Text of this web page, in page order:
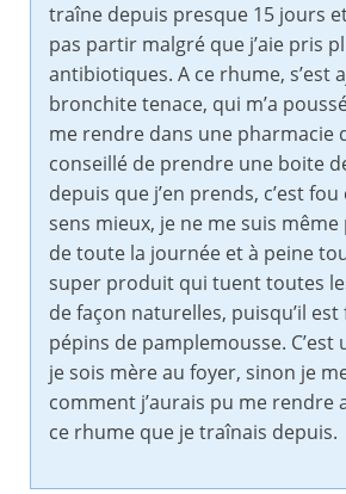
traîne depuis presque 15 jours
pas partir malgré que j’aie pris
antibiotiques. A ce rhume, s’est
bronchite tenace, qui m’a
me rendre dans une pharmacie
conseillé de prendre une boite
depuis que j’en prends, c’est
sens mieux, je ne me suis
de toute la journée et à peine
super produit qui tuent toutes
de façon naturelles, puisqu’il est
pépins de pamplemousse. C’est
je sois mère au foyer, sinon je
comment j’aurais pu me rendre
ce rhume que je traînais depuis.